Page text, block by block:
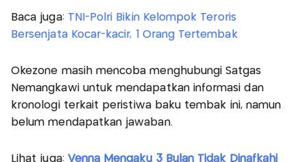
Baca juga: TNI-Polri Bikin Kelompok Teroris
Bersenjata Kocar-kacir, 1 Orang Tertembak
Okezone masih mencoba menghubungi Satgas
Nemangkawi untuk mendapatkan informasi dan
kronologi terkait peristiwa baku tembak ini, namun
belum mendapatkan jawaban.
Lihat juga: Venna Mengaku 3 Bulan Tidak Dinafkahi